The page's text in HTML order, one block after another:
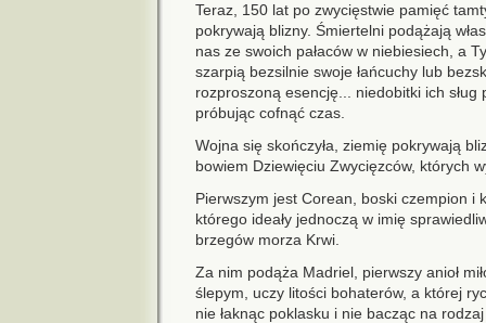
Teraz, 150 lat po zwycięstwie pamięć
pokrywają blizny. Śmiertelni podążają
nas ze swoich pałaców w niebiesiech, a
szarpią bezsilnie swoje łańcuchy lub
rozproszoną esencję... niedobitki ich sług
próbując cofnąć czas.
Wojna się skończyła, ziemię pokrywają
bowiem Dziewięciu Zwycięzców, których
Pierwszym jest Corean, boski czempion i
którego ideały jednoczą w imię
brzegów morza Krwi.
Za nim podąża Madriel, pierwszy anioł
ślepym, uczy litości bohaterów, a której
nie łaknąc poklasku i nie bacząc na